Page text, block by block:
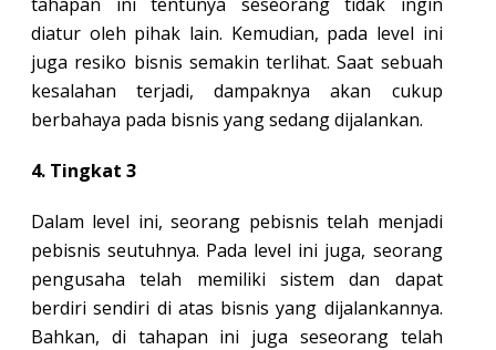
diatur oleh pihak lain. Kemudian, pada level ini
juga resiko bisnis semakin terlihat. Saat sebuah
kesalahan terjadi, dampaknya akan cukup
berbahaya pada bisnis yang sedang dijalankan.
4. Tingkat 3
Dalam level ini, seorang pebisnis telah menjadi
pebisnis seutuhnya. Pada level ini juga, seorang
pengusaha telah memiliki sistem dan dapat
berdiri sendiri di atas bisnis yang dijalankannya.
Bahkan, di tahapan ini juga seseorang telah